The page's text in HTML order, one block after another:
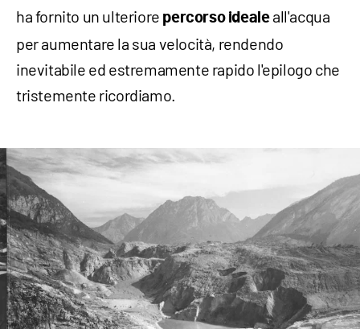
ha fornito un ulteriore percorso idealeall'acqua
per aumentare la sua velocità, rendendo
inevitabile ed estremamente rapido l'epilogo che
tristemente ricordiamo.